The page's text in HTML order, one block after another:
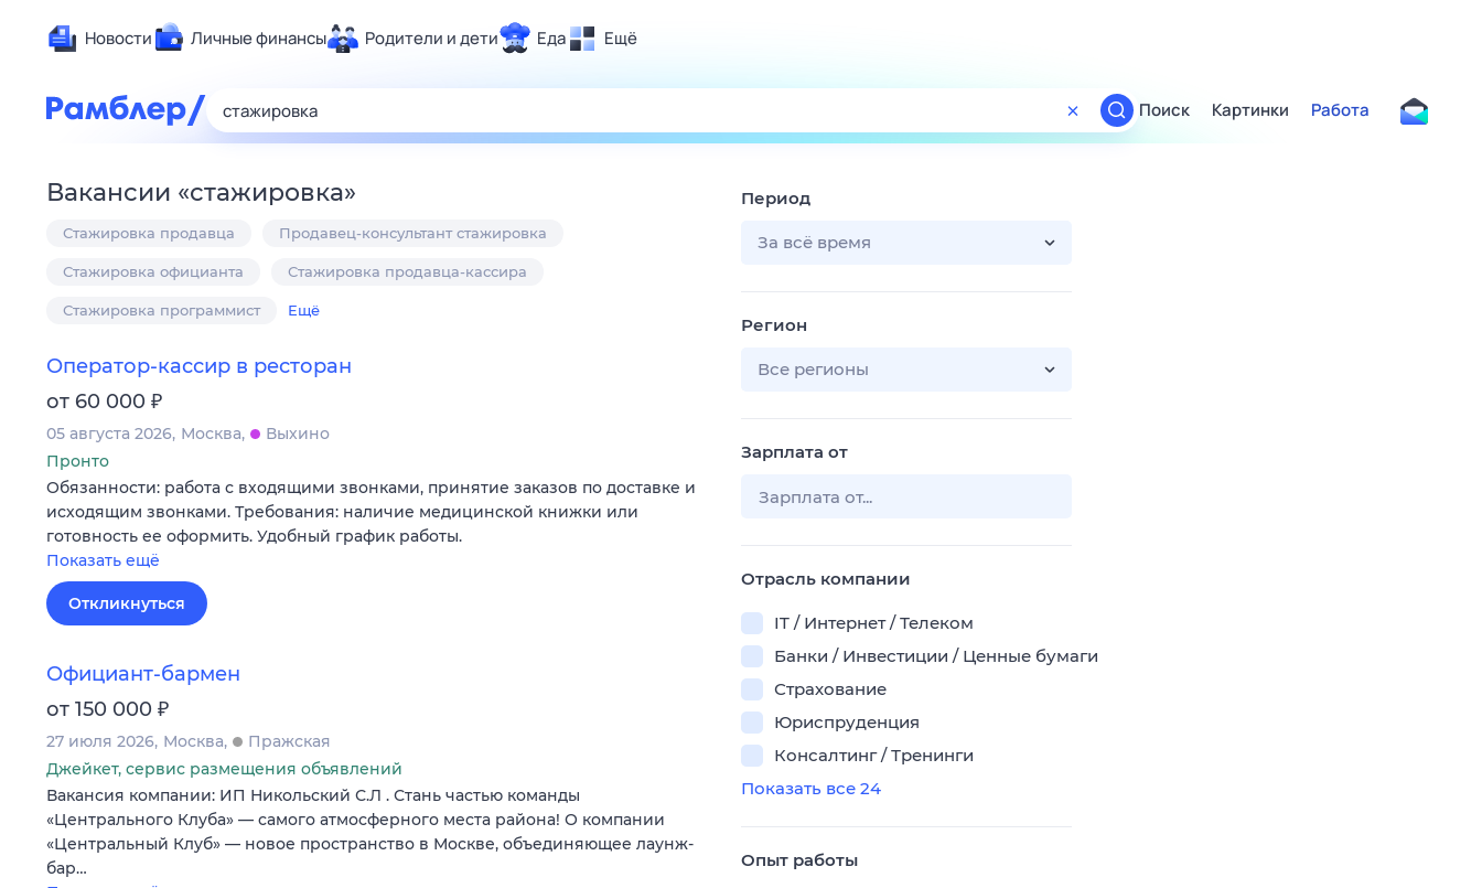
Новости Личные финансы Родители и дети Еда Ещё
Развлечения и отдых
Карьера
Авто
Поиск
ТВ-программа
Поиск Картинки Работа
Вакансии «стажировка»
Стажировка продавца Продавец-консультант стажировка
Стажировка официанта Стажировка продавца-кассира
Стажировка программист Ещё
Оператор-кассир в ресторан
от 60 000 ₽
05 августа 2026 Москва
Выхино
Пронто
Обязанности: работа с входящими звонками, принятие заказов по доставке и
исходящим звонками. Требования: наличие медицинской книжки или
готовность ее оформить. Удобный график работы.
Показать ещё
Откликнуться
Официант-бармен
от 150 000 ₽
27 июля 2026 Москва
Пражская
Джейкет, сервис размещения объявлений
Вакансия компании: ИП Никольский С.Л . Стань частью команды
«Центрального Клуба» — самого атмосферного места района! О компании
«Центральный Клуб» — новое пространство в Москве, объединяющее лаунж-
бар…
Период
За всё время
Регион
Все регионы
Зарплата от
Отрасль компании
IT / Интернет / Телеком
Банки / Инвестиции / Ценные бумаги
Страхование
Юриспруденция
Консалтинг / Тренинги
Показать все 24
Опыт работы